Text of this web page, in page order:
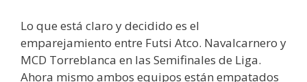
Lo que está claro y decidido es el
emparejamiento entre Futsi Atco. Navalcarnero y
MCD Torreblanca en las Semifinales de Liga.
Ahora mismo ambos equipos están empatados